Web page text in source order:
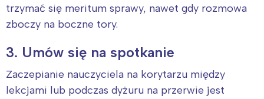
trzymać się meritum sprawy, nawet gdy rozmowa
zboczy na boczne tory.
3. Umów się na spotkanie
Zaczepianie nauczyciela na korytarzu między
lekcjami lub podczas dyżuru na przerwie jest